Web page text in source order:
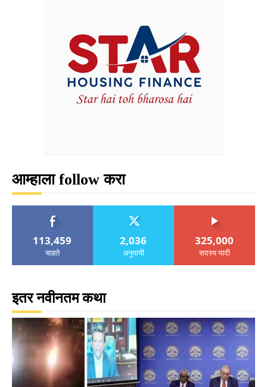
आम्हाला follow करा
113,459
चाहते
2,036
अनुयायी
325,000
सदस्य यादी
इतर नवीनतम कथा